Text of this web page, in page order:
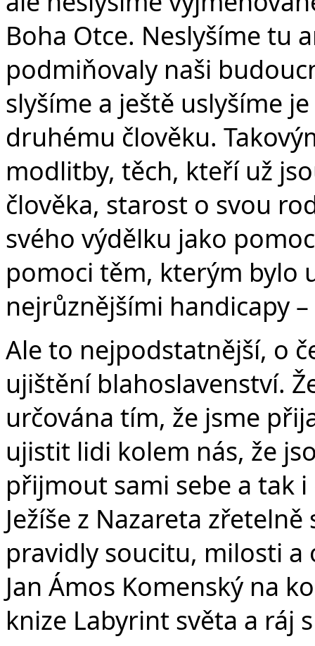
Boha Otce. Neslyšíme tu
podmiňovaly naši
slyšíme a ještě uslyšíme
druhému člověku.
modlitby, těch, kteří už
člověka, starost o svou
svého výdělku jako
pomoci těm, kterým bylo
nejrůznějšími handicapy
Ale to nejpodstatnější, o
ujištění blahoslavenství.
určována tím, že jsme
ujistit lidi kolem nás, že
přijmout sami sebe a tak
Ježíše z Nazareta
pravidly soucitu, milosti
Jan Ámos Komenský na
knize Labyrint světa a ráj